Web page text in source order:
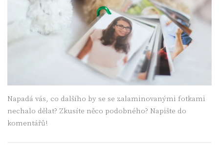
Napadá vás, co dalšího by se se zalaminovanými fotkami
nechalo dělat? Zkusíte něco podobného? Napište do
komentářů!